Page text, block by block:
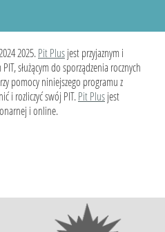
2025.Pit Plusjest przyjaznym i
służącym do sporządzenia rocznych
pomocy niniejszego programu z
i rozliczyć swój PIT.Pit Plusjest
i online.